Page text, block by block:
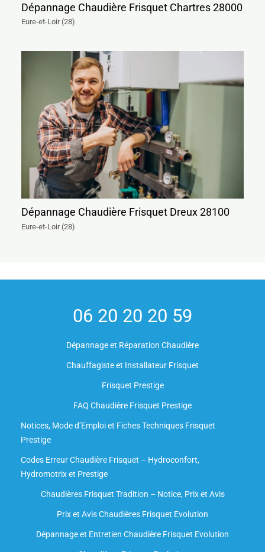
Dépannage Chaudière Frisquet Chartres 28000
Eure-et-Loir (28)
Dépannage Chaudière Frisquet Dreux 28100
Eure-et-Loir (28)
06 20 20 20 59
Dépannage et Réparation Chaudière
Chauffagiste et Installateur Frisquet
Frisquet Prestige
FAQ Chaudière Frisquet Prestige
Notices, Mode d’Emploi et Fiches Techniques Frisquet
Prestige
Codes Erreur Chaudière Frisquet – Hydroconfort,
Hydromotrix et Prestige
Chaudières Frisquet Tradition – Notice, Prix et Avis
Prix et Avis Chaudières Frisquet Evolution
Dépannage et Entretien Chaudière Frisquet Evolution​